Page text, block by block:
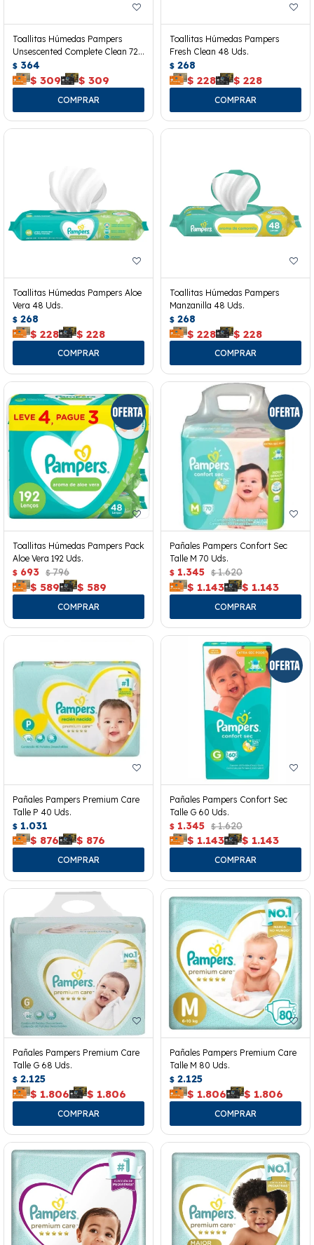
Toallitas Húmedas Pampers
Unsescented Complete Clean 72
Uds.
$ 364
$ 309 $ 309
Toallitas Húmedas Pampers
Fresh Clean 48 Uds.
$ 268
$ 228 $ 228
Toallitas Húmedas Pampers Aloe
Vera 48 Uds.
$ 268
$ 228 $ 228
Toallitas Húmedas Pampers
Manzanilla 48 Uds.
$ 268
$ 228 $ 228
Toallitas Húmedas Pampers Pack
Aloe Vera 192 Uds.
$ 693 $ 796
$ 589 $ 589
Pañales Pampers Confort Sec
Talle M 70 Uds.
$ 1.345 $ 1.620
$ 1.143 $ 1.143
Pañales Pampers Premium Care
Talle P 40 Uds.
$ 1.031
$ 876 $ 876
Pañales Pampers Confort Sec
Talle G 60 Uds.
$ 1.345 $ 1.620
$ 1.143 $ 1.143
Pañales Pampers Premium Care
Talle G 68 Uds.
$ 2.125
$ 1.806 $ 1.806
Pañales Pampers Premium Care
Talle M 80 Uds.
$ 2.125
$ 1.806 $ 1.806